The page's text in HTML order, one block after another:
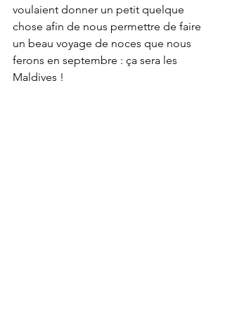
voulaient donner un petit quelque
chose afin de nous permettre de faire
un beau voyage de noces que nous
ferons en septembre : ça sera les
Maldives !